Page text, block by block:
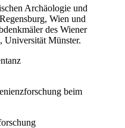
Archäologie und
Wien und
des Wiener
Universität Münster.
beim